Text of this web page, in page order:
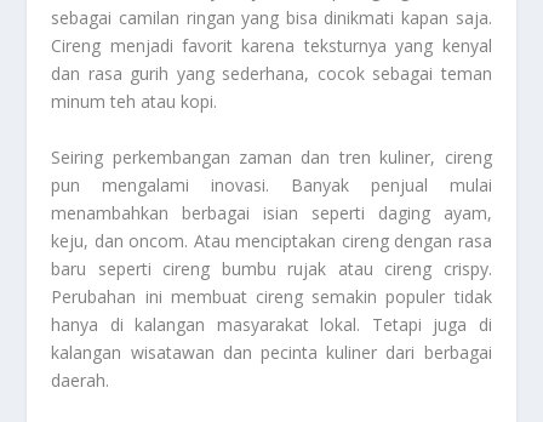
sebagai camilan ringan yang bisa dinikmati kapan saja.
Cireng menjadi favorit karena teksturnya yang kenyal
dan rasa gurih yang sederhana, cocok sebagai teman
minum teh atau kopi.
Seiring perkembangan zaman dan tren kuliner, cireng
pun mengalami inovasi. Banyak penjual mulai
menambahkan berbagai isian seperti daging ayam,
keju, dan oncom. Atau menciptakan cireng dengan rasa
baru seperti cireng bumbu rujak atau cireng crispy.
Perubahan ini membuat cireng semakin populer tidak
hanya di kalangan masyarakat lokal. Tetapi juga di
kalangan wisatawan dan pecinta kuliner dari berbagai
daerah.